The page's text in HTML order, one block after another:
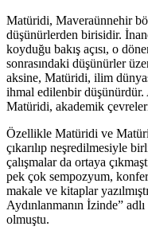
Matüridi, Maveraünnehir
düşünürlerden birisidir.
koyduğu bakış açısı, o
sonrasındaki düşünürler
aksine, Matüridi, ilim
ihmal edilenbir
Matüridi, akademik
Özellikle Matüridi ve
çıkarılıp neşredilmesiyle
çalışmalar da ortaya
pek çok sempozyum,
makale ve kitaplar
Aydınlanmanın İzinde”
olmuştu.